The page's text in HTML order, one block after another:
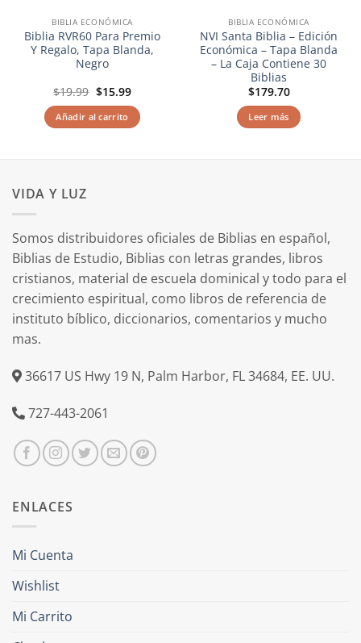
BIBLIA ECONÓMICA
Biblia RVR60 Para Premio
Y Regalo, Tapa Blanda,
Negro
$19.99 El
precio
original
era:
$19.99.
$15.99El
actual
es:
$15.99.
Añadir al carrito
BIBLIA ECONÓMICA
NVI Santa Biblia – Edición
Económica – Tapa Blanda
– La Caja Contiene 30
Biblias
$179.70
Leer más
VIDA Y LUZ
Somos distribuidores oficiales de Biblias en español,
Biblias de Estudio, Biblias con letras grandes, libros
cristianos, material de escuela dominical y todo para el
crecimiento espiritual, como libros de referencia de
instituto bíblico, diccionarios, comentarios y mucho
mas.
36617 US Hwy 19 N, Palm Harbor, FL 34684, EE. UU.
727-443-2061
ENLACES
Mi Cuenta
Wishlist
Mi Carrito